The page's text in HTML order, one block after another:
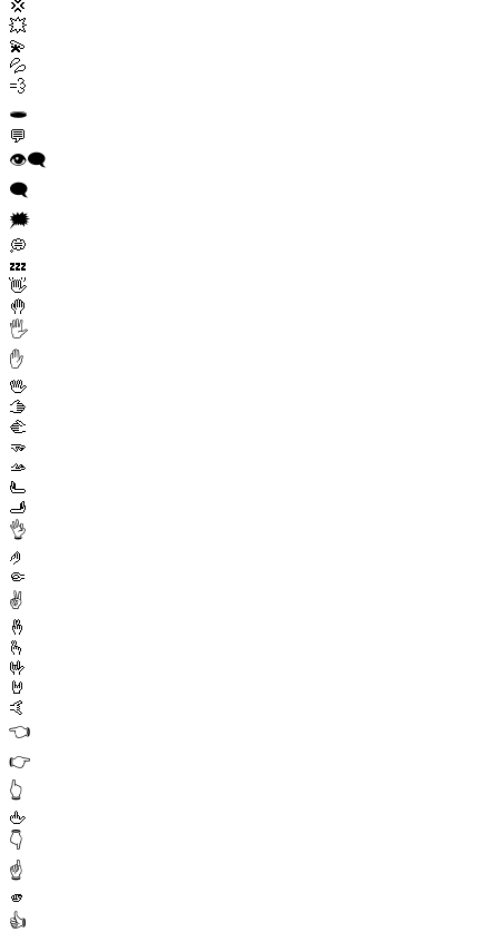
💢
💥
💫
💦
💨
🕳️
💬
👁️‍🗨️
🗨️
🗯️
💭
💤
👋
🤚
🖐️
✋
🖖
🫱
🫲
🫳
🫴
🫷
🫸
👌
🤌
🤏
✌️
🤞
🫰
🤟
🤘
🤙
👈
👉
👆
🖕
👇
☝️
🫵
👍